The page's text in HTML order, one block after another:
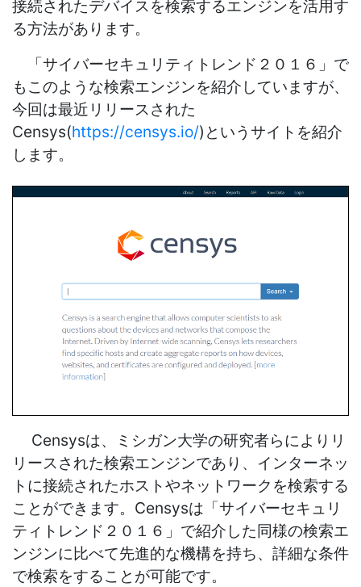
接続されたデバイスを検索するエンジンを活用す
る方法があります。
「サイバーセキュリティトレンド２０１６」で
もこのような検索エンジンを紹介していますが、
今回は最近リリースされた
Censys(https://censys.io/)というサイトを紹介
します。
Censysは、ミシガン大学の研究者らによりリ
リースされた検索エンジンであり、インターネッ
トに接続されたホストやネットワークを検索する
ことができます。Censysは「サイバーセキュリ
ティトレンド２０１６」で紹介した同様の検索エ
ンジンに比べて先進的な機構を持ち、詳細な条件
で検索をすることが可能です。